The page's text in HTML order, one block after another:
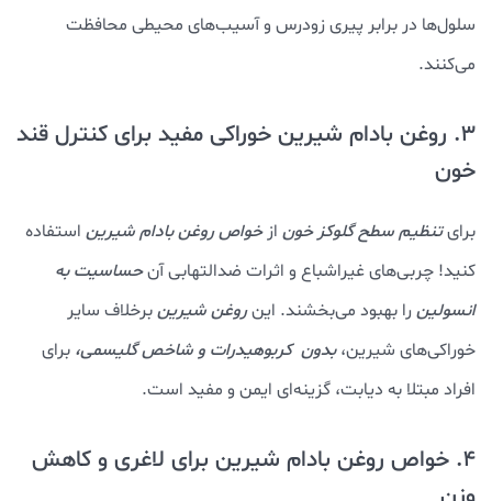
سلول‌ها در برابر پیری زودرس و آسیب‌های محیطی محافظت
می‌کنند.
3. روغن بادام شیرین خوراکی مفید برای کنترل قند
خون
برایتنظیم سطح گلوکز خون ازخواص روغن بادام شيرين استفاده
کنید! چربی‌های غیراشباع و اثرات ضدالتهابی آنحساسیت به
انسولین را بهبود می‌بخشند. اینروغن شیرینبرخلاف سایر
خوراکی‌های شیرین،بدون کربوهیدرات و شاخص گلیسمی، برای
افراد مبتلا به دیابت، گزینه‌ای ایمن و مفید است.
4. خواص روغن بادام شيرين برای لاغری و کاهش